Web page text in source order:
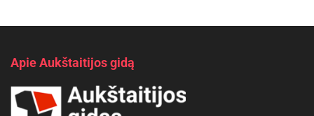
Apie Aukštaitijos gidą